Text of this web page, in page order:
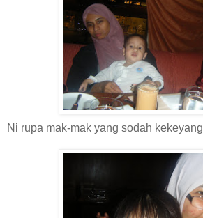
Ni rupa mak-mak yang sodah